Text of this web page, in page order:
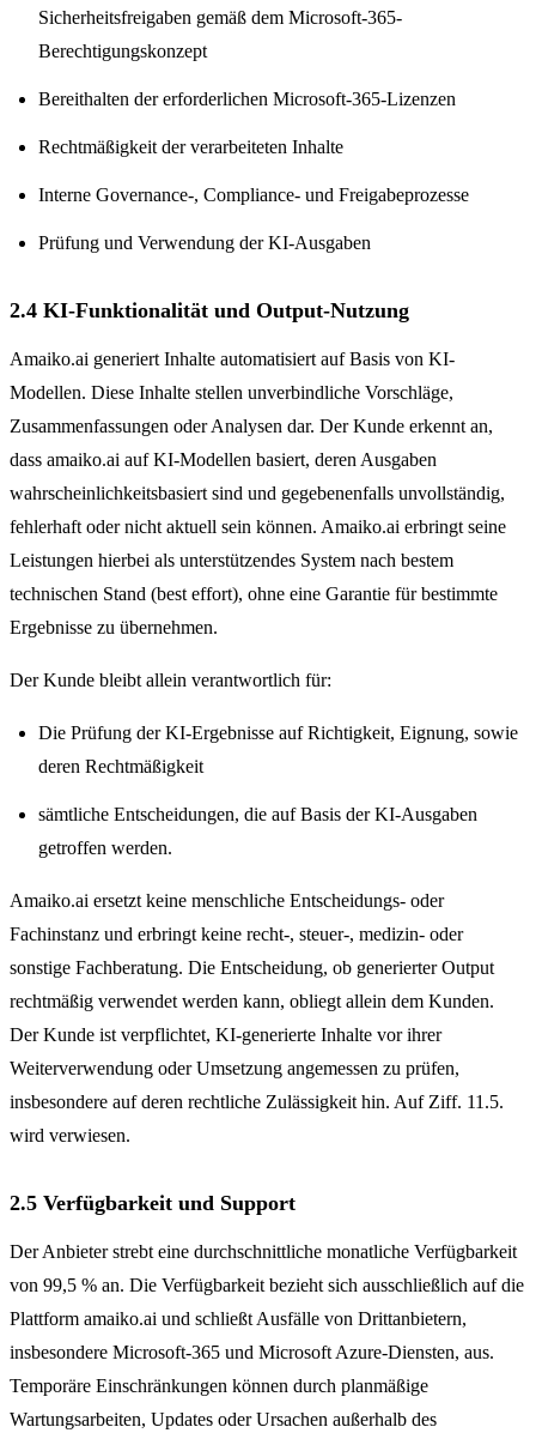
Sicherheitsfreigaben gemäß dem Microsoft-365-
Berechtigungskonzept
Bereithalten der erforderlichen Microsoft-365-Lizenzen
Rechtmäßigkeit der verarbeiteten Inhalte
Interne Governance-, Compliance- und Freigabeprozesse
Prüfung und Verwendung der KI-Ausgaben
2.4 KI-Funktionalität und Output-Nutzung
Amaiko.ai generiert Inhalte automatisiert auf Basis von KI-
Modellen. Diese Inhalte stellen unverbindliche Vorschläge,
Zusammenfassungen oder Analysen dar. Der Kunde erkennt an,
dass amaiko.ai auf KI-Modellen basiert, deren Ausgaben
wahrscheinlichkeitsbasiert sind und gegebenenfalls unvollständig,
fehlerhaft oder nicht aktuell sein können. Amaiko.ai erbringt seine
Leistungen hierbei als unterstützendes System nach bestem
technischen Stand (best effort), ohne eine Garantie für bestimmte
Ergebnisse zu übernehmen.
Der Kunde bleibt allein verantwortlich für:
Die Prüfung der KI-Ergebnisse auf Richtigkeit, Eignung, sowie
deren Rechtmäßigkeit
sämtliche Entscheidungen, die auf Basis der KI-Ausgaben
getroffen werden.
Amaiko.ai ersetzt keine menschliche Entscheidungs- oder
Fachinstanz und erbringt keine recht-, steuer-, medizin- oder
sonstige Fachberatung. Die Entscheidung, ob generierter Output
rechtmäßig verwendet werden kann, obliegt allein dem Kunden.
Der Kunde ist verpflichtet, KI-generierte Inhalte vor ihrer
Weiterverwendung oder Umsetzung angemessen zu prüfen,
insbesondere auf deren rechtliche Zulässigkeit hin. Auf Ziff. 11.5.
wird verwiesen.
2.5 Verfügbarkeit und Support
Der Anbieter strebt eine durchschnittliche monatliche Verfügbarkeit
von 99,5 % an. Die Verfügbarkeit bezieht sich ausschließlich auf die
Plattform amaiko.ai und schließt Ausfälle von Drittanbietern,
insbesondere Microsoft-365 und Microsoft Azure-Diensten, aus.
Temporäre Einschränkungen können durch planmäßige
Wartungsarbeiten, Updates oder Ursachen außerhalb des